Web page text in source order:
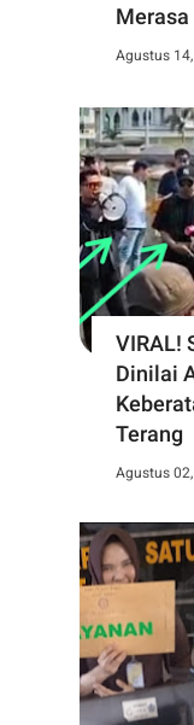
Merasa
Agustus
VIRAL!
Dinilai
Terang
Agustus